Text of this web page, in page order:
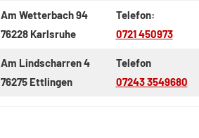
Am Wetterbach 94
76228 Karlsruhe
Telefon:
0721 450973
Am Lindscharren 4
76275 Ettlingen
Telefon
07243 3549680